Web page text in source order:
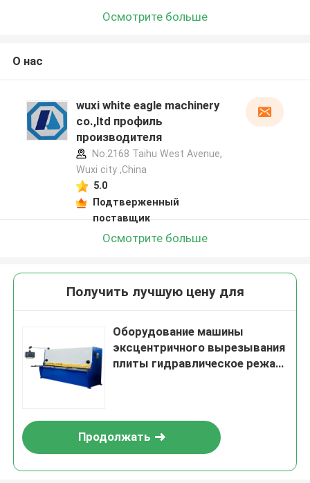
Осмотрите больше
О нас
wuxi white eagle machinery
co.,ltd профиль
производителя
No.2168 Taihu West Avenue,
Wuxi city ,China
5.0
Подтверженный
поставщик
Осмотрите больше
Получить лучшую цену для
Оборудование машины
эксцентричного вырезывания
плиты гидравлическое режа
Продолжать